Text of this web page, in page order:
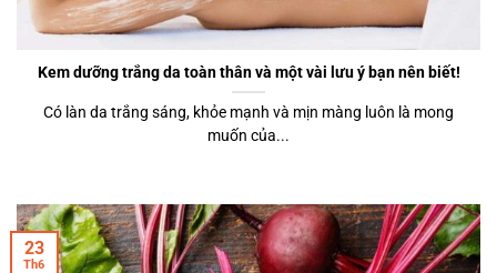
Kem dưỡng trắng da toàn thân và một vài lưu ý bạn nên biết!
Có làn da trắng sáng, khỏe mạnh và mịn màng luôn là mong
muốn của...
23
Th6